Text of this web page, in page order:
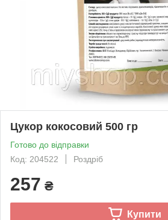
Цукор кокосовий 500 гр
Готово до відправки
Код: 204522
Роздріб
257 ₴
Купити